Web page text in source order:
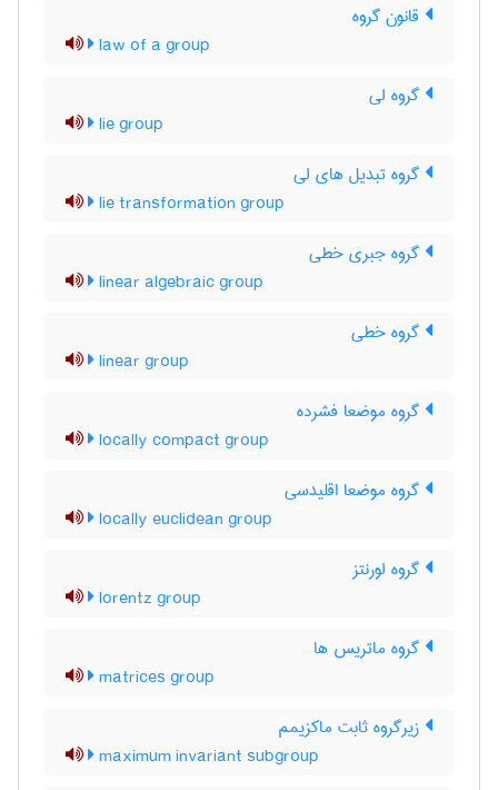
قانون گروه
law of a group
گروه لی
lie group
گروه تبدیل های لی
lie transformation group
گروه جبری خطی
linear algebraic group
گروه خطی
linear group
گروه موضعا فشرده
locally compact group
گروه موضعا اقلیدسی
locally euclidean group
گروه لورنتز
lorentz group
گروه ماتریس ها
matrices group
زیرگروه ثابت ماکزیمم
maximum invariant subgroup